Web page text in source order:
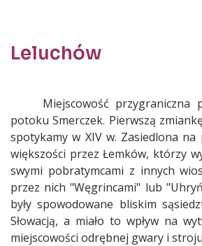
Leluchów
Treść
Miejscowość przygraniczna
potoku Smerczek. Pierwszą
spotykamy w XIV w. Zasiedlona na
większości przez Łemków, którzy
swymi pobratymcami z innych
przez nich "Węgrincami" lub
były spowodowane bliskim
Słowacją, a miało to wpływ na
miejscowości odrębnej gwary i